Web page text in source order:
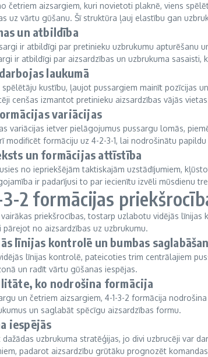
četriem aizsargiem, kuri novietoti plaknē, viens
uz vārtu gūšanu. Šī struktūra ļauj elastību gan
un atbildība
ir atbildīgi par pretinieku uzbrukumu
ir atbildīgi par aizsardzības un uzbrukuma
laukumā
kustību, ļaujot pussargiem mainīt pozīcijas
cenšas izmantot pretinieku aizsardzības vājās
variācijas
variācijas ietver pielāgojumus pussargu lomās,
modificēt formāciju uz 4-2-3-1, lai nodrošinātu
un formācijas attīstība
no iepriekšējām taktiskajām uzstādījumiem,
ir padarījusi to par iecienītu izvēli mūsdienu
2 formācijas
priekšrocības, tostarp uzlabotu vidējās
no aizsardzības uz uzbrukumu.
līnijas kontrolē un bumbas
līnijas kontrolē, pateicoties trim centrālajiem
un radīt vārtu gūšanas iespējas.
ko nodrošina formācija
un četriem aizsargiem, 4-1-3-2 formācija
un saglabāt spēcīgu aizsardzības formu.
iespējās
uzbrukuma stratēģijas, jo divi uzbrucēji var
padarot aizsardzību grūtāku prognozēt